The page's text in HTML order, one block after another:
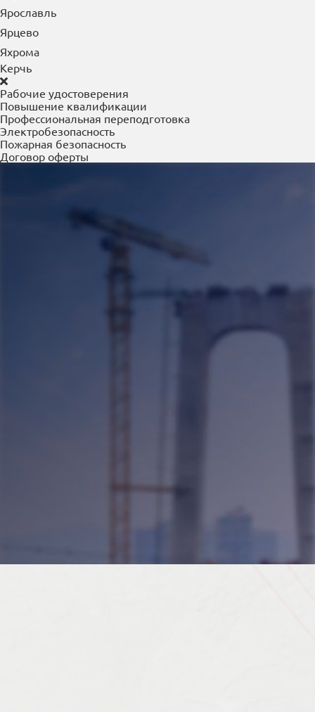
Ярославль
Ярцево
Яхрома
Керчь
Рабочие удостоверения
Повышение квалификации
Профессиональная переподготовка
Электробезопасность
Пожарная безопасность
Договор оферты